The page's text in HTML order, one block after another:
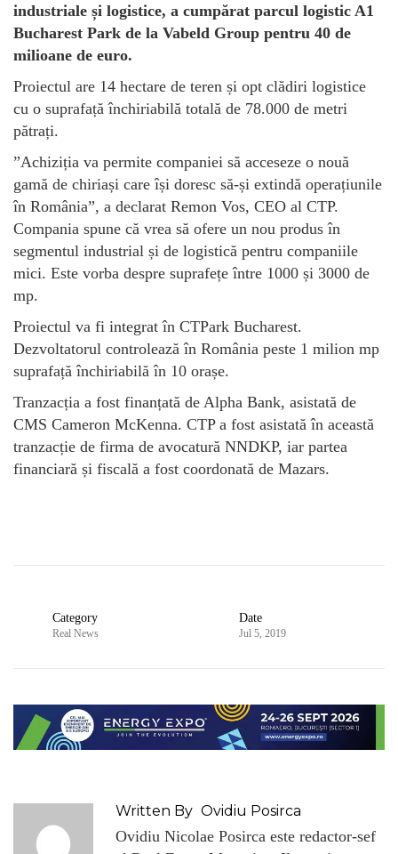
industriale și logistice, a cumpărat parcul logistic A1
Bucharest Park de la Vabeld Group pentru 40 de
milioane de euro.
Proiectul are 14 hectare de teren și opt clădiri logistice
cu o suprafață închiriabilă totală de 78.000 de metri
pătrați.
”Achiziția va permite companiei să acceseze o nouă
gamă de chiriași care își doresc să-și extindă operațiunile
în România”, a declarat Remon Vos, CEO al CTP.
Compania spune că vrea să ofere un nou produs în
segmentul industrial și de logistică pentru companiile
mici. Este vorba despre suprafețe între 1000 și 3000 de
mp.
Proiectul va fi integrat în CTPark Bucharest.
Dezvoltatorul controlează în România peste 1 milion mp
suprafață închiriabilă în 10 orașe.
Tranzacția a fost finanțată de Alpha Bank, asistată de
CMS Cameron McKenna. CTP a fost asistată în această
tranzacție de firma de avocatură NNDKP, iar partea
financiară și fiscală a fost coordonată de Mazars.
Category
Real News
Date
Jul 5, 2019
Written By Ovidiu Posirca
Ovidiu Nicolae Posirca este redactor-sef